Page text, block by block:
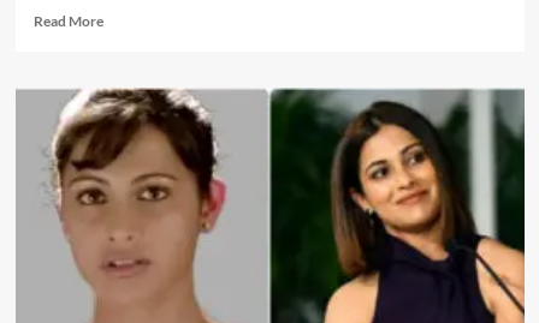
Read MoreRead
प्रभा
खेतान:
साहित्य,
नारीवाद
और
समाज
की
अनूठी